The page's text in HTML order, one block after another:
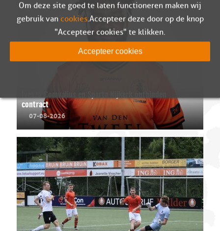
contract
07-08-2026
Om deze site goed te laten functioneren maken wij
gebruik van cookies. Accepteer deze door op de knop
"Accepteer cookies" te klikken.
Accepteer cookies